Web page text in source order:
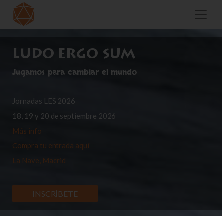
LUDO ERGO SUM
Jugamos para cambiar el mundo
Jornadas LES 2026
18, 19 y 20 de septiembre 2026
Más info
Compra tu entrada aquí
La Nave, Madrid
INSCRÍBETE